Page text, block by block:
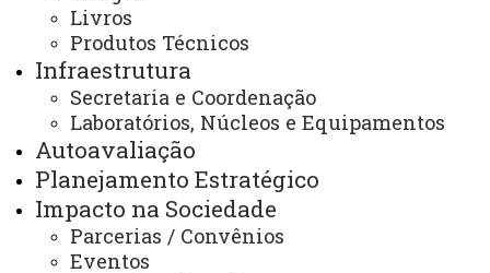
Livros
Produtos Técnicos
Infraestrutura
Secretaria e Coordenação
Laboratórios, Núcleos e Equipamentos
Autoavaliação
Planejamento Estratégico
Impacto na Sociedade
Parcerias / Convênios
Eventos
Portal Office 365
Sistemas
Telefones
Webmail
REITORIA